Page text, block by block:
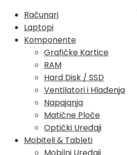
Računari
Laptopi
Komponente
Grafičke Kartice
RAM
Hard Disk / SSD
Ventilatori i Hlađenja
Napajanja
Matične Ploče
Optički Uređaji
Mobiteli & Tableti
Mobilni Uređaji